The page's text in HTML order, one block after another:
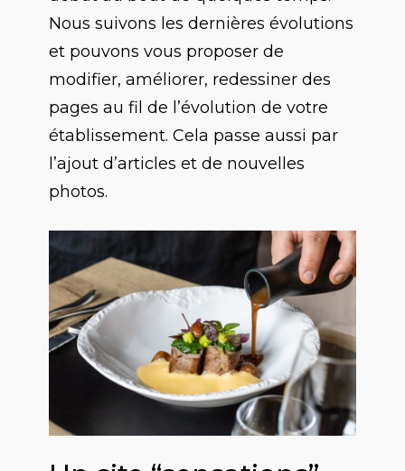
Nous suivons les dernières évolutions
et pouvons vous proposer de
modifier, améliorer, redessiner des
pages au fil de l’évolution de votre
établissement. Cela passe aussi par
l’ajout d’articles et de nouvelles
photos.